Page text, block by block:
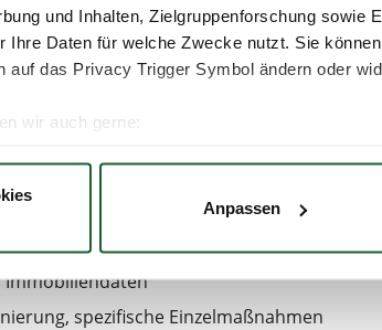
und Inhalten, Zielgruppenforschung sowie
Ihre Daten für welche Zwecke nutzt. Sie
auf das Privacy Trigger Symbol ändern oder
wir auch gerne:
Ihre persönlichen Daten verarbeitet werden,
und Anzeigen zu personalisieren,
zu analysieren. Außerdem geben wir
Anpassen
Immobiliendaten
spezifische Einzelmaßnahmen